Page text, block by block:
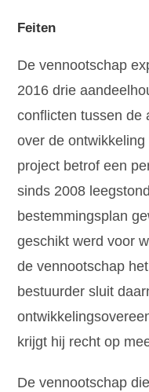
Feiten
De vennootschap
2016 drie
conflicten tussen de
over de
project betrof een
sinds 2008
bestemmingsplan
geschikt werd voor
de vennootschap
bestuurder sluit
krijgt hij recht op
De vennootschap